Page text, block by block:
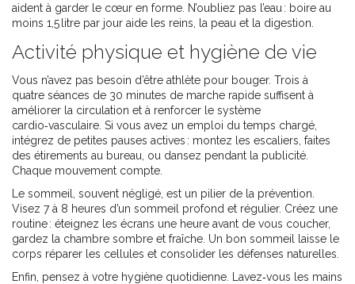
aident à garder le cœur en forme. N’oubliez pas l’eau : boire au
moins 1,5 litre par jour aide les reins, la peau et la digestion.
Activité physique et hygiène de vie
Vous n’avez pas besoin d’être athlète pour bouger. Trois à
quatre séances de 30 minutes de marche rapide suffisent à
améliorer la circulation et à renforcer le système
cardio‑vasculaire. Si vous avez un emploi du temps chargé,
intégrez de petites pauses actives : montez les escaliers, faites
des étirements au bureau, ou dansez pendant la publicité.
Chaque mouvement compte.
Le sommeil, souvent négligé, est un pilier de la prévention.
Visez 7 à 8 heures d’un sommeil profond et régulier. Créez une
routine : éteignez les écrans une heure avant de vous coucher,
gardez la chambre sombre et fraîche. Un bon sommeil laisse le
corps réparer les cellules et consolider les défenses naturelles.
Enfin, pensez à votre hygiène quotidienne. Lavez‑vous les mains